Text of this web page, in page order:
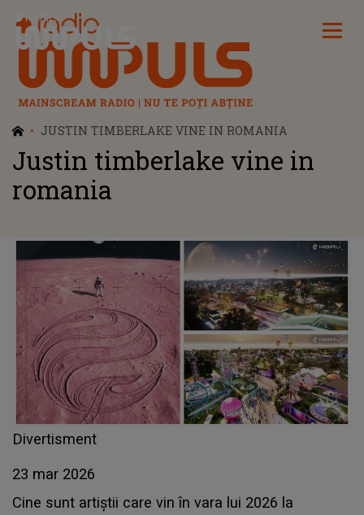
Radio Impuls
JUSTIN TIMBERLAKE VINE IN ROMANIA
Justin timberlake vine in
romania
Divertisment
23 mar 2026
Cine sunt artiștii care vin în vara lui 2026 la